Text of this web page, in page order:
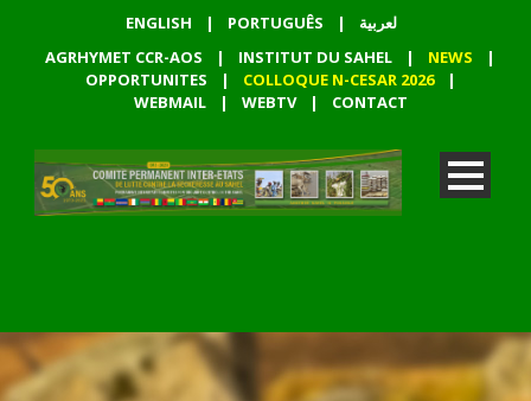
ENGLISH | PORTUGUÊS |
لعربية
AGRHYMET CCR-AOS
| INSTITUT DU SAHEL | NEWS
|
OPPORTUNITES
| COLLOQUE N-CESAR 2026
|
WEBMAIL
| WEBTV | CONTACT